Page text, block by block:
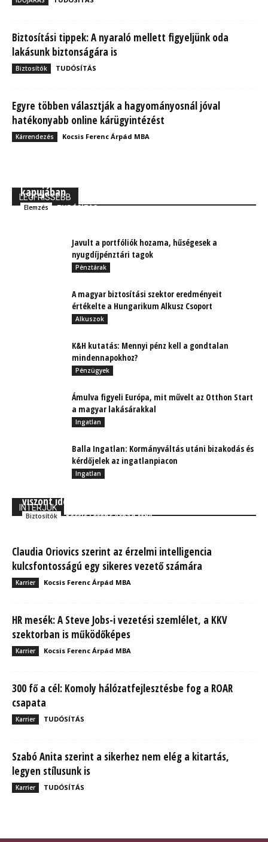
Biztosítási tippek: A nyaraló mellett figyeljünk oda
lakásunk biztonságára is
Biztosítók TUDÓSÍTÁS
Egyre többen választják a hagyományosnál jóval
hatékonyabb online kárügyintézést
Kárrendezés Kocsis Ferenc Árpád MBA
LEGFRISSEBB
kapujában
Elemzés TUDÓSÍTÁS
Javult a portfóliók hozama, hűségesek a
nyugdíjpénztári tagok
Pénztárak
A magyar biztosítási szektor eredményeit
értékelte a Hungarikum Alkusz Csoport
Alkuszok
K&H kutatás: Mennyi pénz kell a gondtalan
mindennapokhoz?
Pénzügyek
Ámulva figyeli Európa, mit művelt az Otthon Start
a magyar lakásárakkal
Ingatlan
Balla Ingatlan: Kormányváltás utáni bizakodás és
kérdőjelek az ingatlanpiacon
Ingatlan
INTERJÚK
viszont idejekorán felkészült
Biztosítók Kocsis Ferenc Árpád MBA
Claudia Oriovics szerint az érzelmi intelligencia
kulcsfontosságú egy sikeres vezető számára
Karrier Kocsis Ferenc Árpád MBA
HR mesék: A Steve Jobs-i vezetési szemlélet, a KKV
szektorban is működőképes
Karrier Kocsis Ferenc Árpád MBA
300 fő a cél: Komoly hálózatfejlesztésbe fog a ROAR
csapata
Karrier TUDÓSÍTÁS
Szabó Anita szerint a sikerhez nem elég a kitartás,
legyen stílusunk is
Karrier TUDÓSÍTÁS